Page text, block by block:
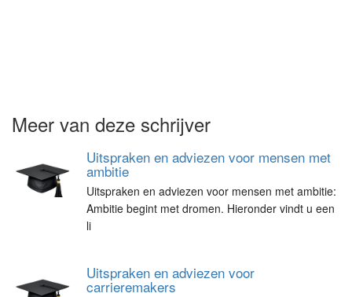
Meer van deze schrijver
Uitspraken en adviezen voor mensen met
ambitie
Uitspraken en adviezen voor mensen met ambitie:
Ambitie begint met dromen. Hieronder vindt u een
li
Uitspraken en adviezen voor
carrieremakers